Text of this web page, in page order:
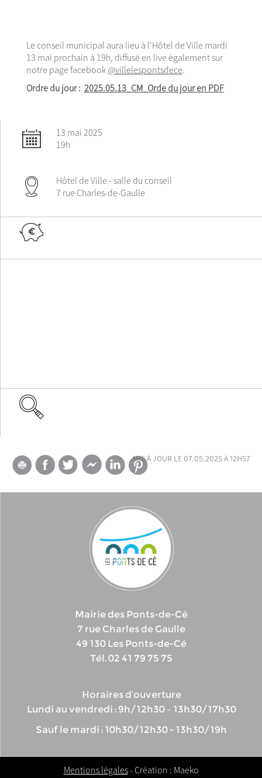
Le conseil municipal aura lieu à l’Hôtel de Ville mardi
13 mai prochain à 19h, diffusé en live également sur
notre page facebook@villelespontsdece.
Ordre du jour : 2025.05.13_CM_Orde du jour en PDF
13 mai 2025
19h
Hôtel de Ville - salle du conseil
7 rue Charles-de-Gaulle
mis à jour le 07.05.2025 à 12h57
Mairie des Ponts-de-Cé
7 rue Charles de Gaulle
49 130 Les Ponts-de-Cé
Tél. 02 41 79 75 75
Horaires d’ouverture
Lundi au vendredi : 9h/12h30 – 13h30/17h30
Sauf le mardi : 10h30/12h30 - 13h30/19h
Mentions légales- Création : Maeko